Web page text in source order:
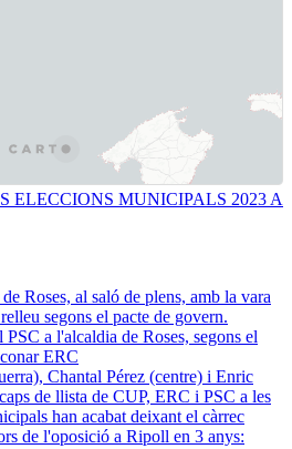
ELECCIONS MUNICIPALS 2023 A
PSC a l'alcaldia de Roses, segons el
ERC
de l'oposició a Ripoll en 3 anys: